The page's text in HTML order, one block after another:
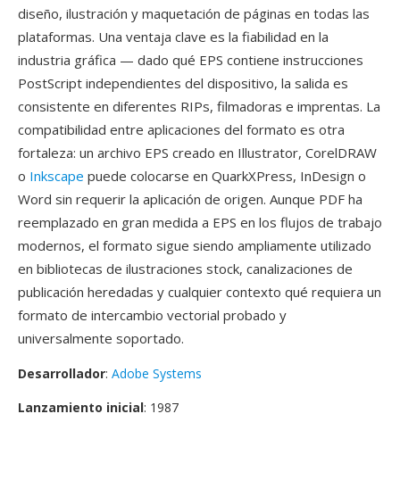
diseño, ilustración y maquetación de páginas en todas las
plataformas. Una ventaja clave es la fiabilidad en la
industria gráfica — dado qué EPS contiene instrucciones
PostScript independientes del dispositivo, la salida es
consistente en diferentes RIPs, filmadoras e imprentas. La
compatibilidad entre aplicaciones del formato es otra
fortaleza: un archivo EPS creado en Illustrator, CorelDRAW
o Inkscape puede colocarse en QuarkXPress, InDesign o
Word sin requerir la aplicación de origen. Aunque PDF ha
reemplazado en gran medida a EPS en los flujos de trabajo
modernos, el formato sigue siendo ampliamente utilizado
en bibliotecas de ilustraciones stock, canalizaciones de
publicación heredadas y cualquier contexto qué requiera un
formato de intercambio vectorial probado y
universalmente soportado.
Desarrollador: Adobe Systems
Lanzamiento inicial: 1987